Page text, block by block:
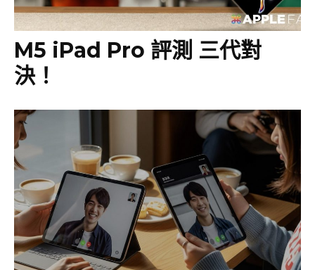
M5 iPad Pro 評測 三代對
決！